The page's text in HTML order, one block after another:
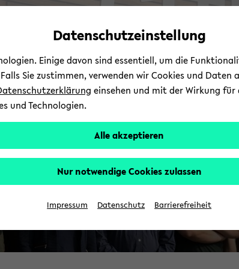
Automatische
vermeiden
zum
wechseln
zum
wechseln
zum
wechseln
Datenschutzeinstellung
Einige davon sind essentiell, um die
Sie zustimmen, verwenden wir Cookies und
einsehen und mit der Wirkung
und Technologien.
Alle akzeptieren
Nur notwendige Cookies zulassen
Impressum Datenschutz Barrierefreiheit